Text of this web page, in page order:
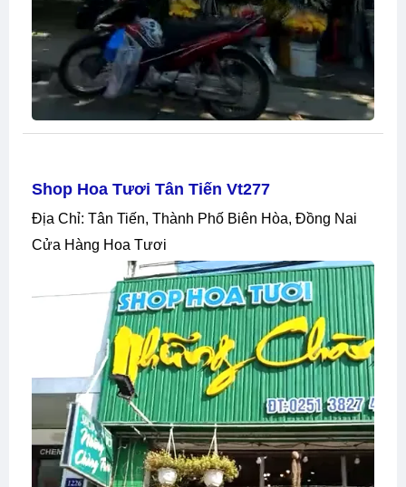
Shop Hoa Tươi Tân Tiến Vt277
Địa Chỉ: Tân Tiến, Thành Phố Biên Hòa, Đồng Nai
Cửa Hàng Hoa Tươi